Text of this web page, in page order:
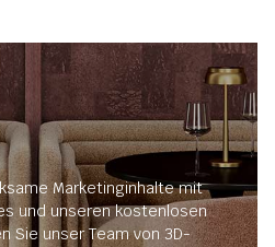
Marketinginhalte mit
und unseren kostenlosen
Sie unser Team von 3D-